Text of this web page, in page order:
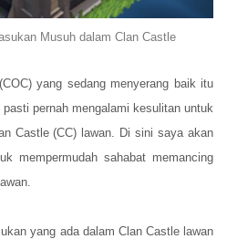
Musuh dalam Clan Castle
yang sedang menyerang baik itu
pernah mengalami kesulitan untuk
Castle (CC) lawan. Di sini saya akan
mempermudah sahabat memancing
yang ada dalam Clan Castle lawan